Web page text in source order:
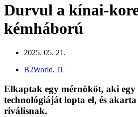
Durvul a kínai-
kémháború
2025. 05. 21.
B2World, IT
Elkaptak egy mérnököt, aki
technológiáját lopta el, és
riválisnak.